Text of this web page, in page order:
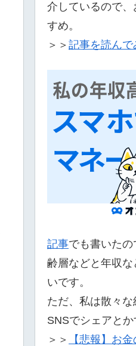
介しているので
すめ。
＞＞ 記事を読んで
記事でも書いた
齢層などと年収
いです。
ただ、私は散々
SNSでシェアとか
＞＞
【悲報】お